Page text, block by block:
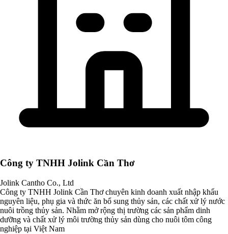
Công ty TNHH Jolink Cần Thơ
Jolink Cantho Co., Ltd
Công ty TNHH Jolink Cần Thơ chuyên kinh doanh xuất nhập khẩu
nguyên liệu, phụ gia và thức ăn bổ sung thủy sản, các chất xử lý nước
nuôi trồng thủy sản. Nhằm mở rộng thị trường các sản phẩm dinh
dưỡng và chất xử lý môi trường thủy sản dùng cho nuôi tôm công
nghiệp tại Việt Nam